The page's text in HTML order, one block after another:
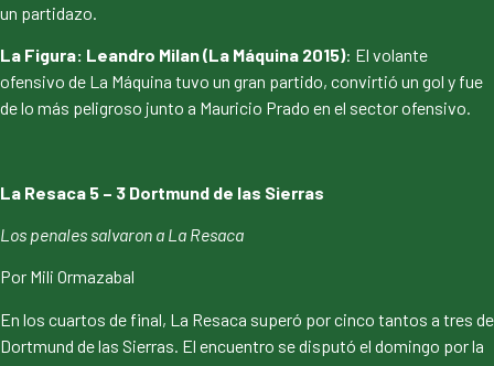
un partidazo.
La Figura: Leandro Milan (La Máquina 2015): El volante
ofensivo de La Máquina tuvo un gran partido, convirtió un gol y fue
de lo más peligroso junto a Mauricio Prado en el sector ofensivo.
La Resaca 5 – 3 Dortmund de las Sierras
Los penales salvaron a La Resaca
Por Mili Ormazabal
En los cuartos de final, La Resaca superó por cinco tantos a tres de
Dortmund de las Sierras. El encuentro se disputó el domingo por la